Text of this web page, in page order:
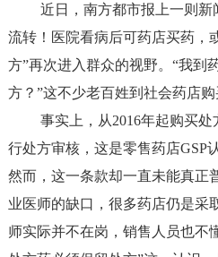
近日，南方都市报上一则新
流转！医院看病后可药店买药，
方”再次进入群众的视野。“我到
方？”这不少老百姓到社会药店购
事实上，从2016年起购买处
行处方审核，这是零售药店GSP
然而，这一条款却一直未能真正
业医师的缺口，很多药店仍是采
师实际并不在岗，销售人员也不